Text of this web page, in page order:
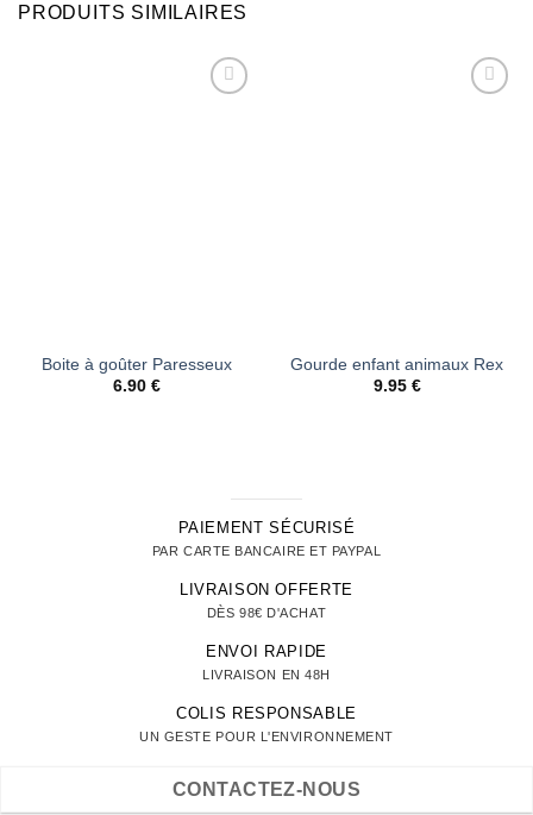
PRODUITS SIMILAIRES
Boite à goûter Paresseux
6.90 €
Gourde enfant animaux Rex
9.95 €
PAIEMENT SÉCURISÉ
PAR CARTE BANCAIRE ET PAYPAL
LIVRAISON OFFERTE
DÈS 98€ D'ACHAT
ENVOI RAPIDE
LIVRAISON EN 48H
COLIS RESPONSABLE
UN GESTE POUR L'ENVIRONNEMENT
CONTACTEZ-NOUS